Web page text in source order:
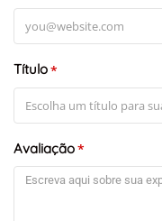
Título*
Avaliação*